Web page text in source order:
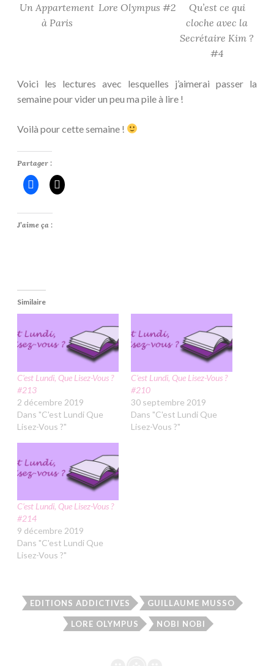
Un Appartement
à Paris
Lore Olympus #2
Qu’est ce qui
cloche avec la
Secrétaire Kim ?
#4
Voici les lectures avec lesquelles j’aimerai passer la
semaine pour vider un peu ma pile à lire !
Voilà pour cette semaine !
Partager :
J’aime ça :
Similaire
C’est Lundi, Que Lisez-Vous ?
#213
2 décembre 2019
Dans "C'est Lundi Que
Lisez-Vous ?"
C’est Lundi, Que Lisez-Vous ?
#210
30 septembre 2019
Dans "C'est Lundi Que
Lisez-Vous ?"
C’est Lundi, Que Lisez-Vous ?
#214
9 décembre 2019
Dans "C'est Lundi Que
Lisez-Vous ?"
EDITIONS ADDICTIVES GUILLAUME MUSSO
LORE OLYMPUS NOBI NOBI